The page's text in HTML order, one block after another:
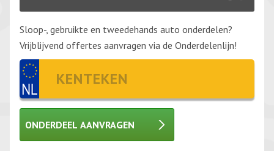
Sloop-, gebruikte en tweedehands auto onderdelen?
Vrijblijvend offertes aanvragen via de Onderdelenlijn!
ONDERDEEL AANVRAGEN